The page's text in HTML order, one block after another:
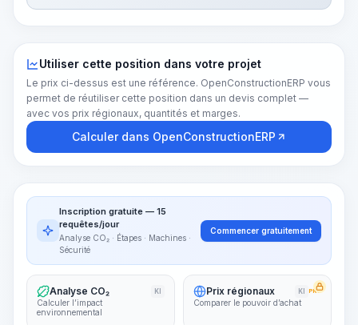
Utiliser cette position dans votre projet
Le prix ci-dessus est une référence. OpenConstructionERP vous
permet de réutiliser cette position dans un devis complet —
avec vos prix régionaux, quantités et marges.
Calculer dans OpenConstructionERP
Inscription gratuite — 15
requêtes/jour
Analyse CO₂ · Étapes · Machines ·
Sécurité
Commencer gratuitement
Analyse CO₂ KI
Calculer l’impact
environnemental
Prix régionaux KI PRO
Comparer le pouvoir d’achat